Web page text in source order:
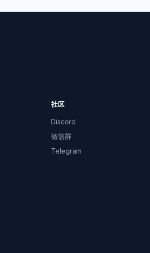
社区
Discord
微信群
Telegram